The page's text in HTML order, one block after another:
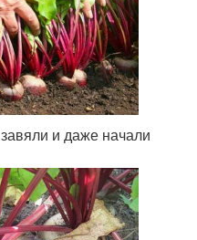
и даже начали